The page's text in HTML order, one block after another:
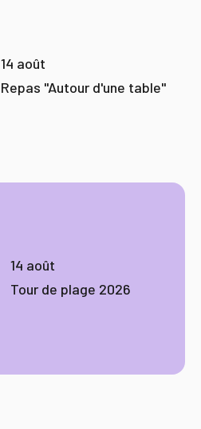
14 août
Repas "Autour d'une table"
14 août
Tour de plage 2026